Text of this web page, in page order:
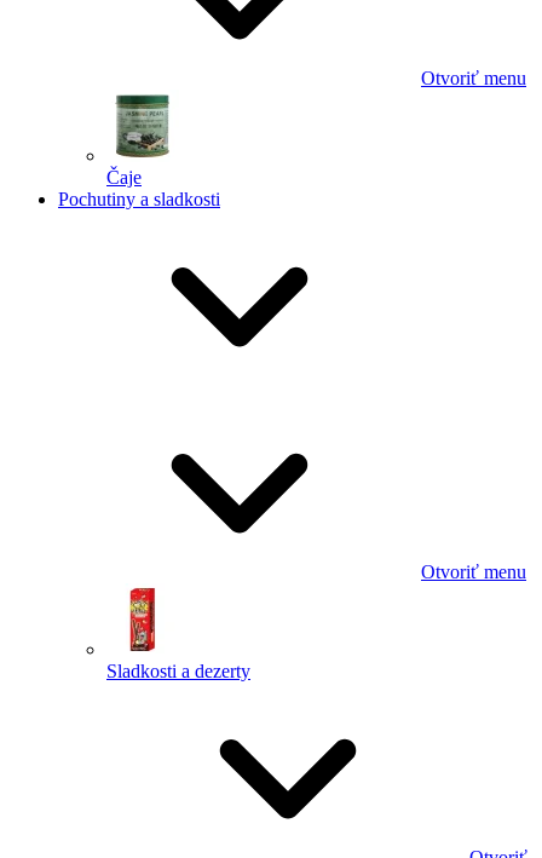
Otvoriť menu
Čaje
Pochutiny a sladkosti
Otvoriť menu
Sladkosti a dezerty